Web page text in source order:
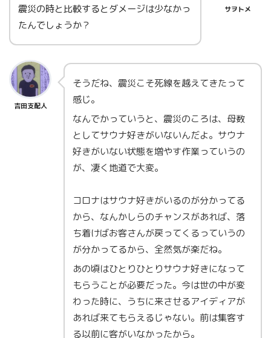
震災の時と比較するとダメージは少なかっ
たんでしょうか？
サヲトメ
吉田支配人
そうだね、震災こそ死線を越えてきたって
感じ。
なんでかっていうと、震災のころは、母数
としてサウナ好きがいないんだよ。サウナ
好きがいない状態を増やす作業っていうの
が、凄く地道で大変。
コロナはサウナ好きがいるのが分かってる
から、なんかしらのチャンスがあれば、落
ち着けばお客さんが戻ってくるっていうの
が分かってるから、全然気が楽だね。
あの頃はひとりひとりサウナ好きになって
もらうことが必要だった。今は世の中が変
わった時に、うちに来させるアイディアが
あれば来てもらえるじゃない。前は集客す
る以前に客がいなかったから。